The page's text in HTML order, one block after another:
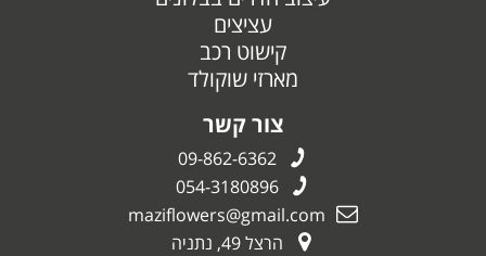
עציצים
קישוט רכב
מארזי שוקולד
צור קשר
09-862-6362
054-3180896
maziflowers@gmail.com
הרצל 49, נתניה